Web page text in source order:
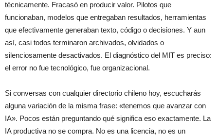
técnicamente. Fracasó en producir valor. Pilotos que
funcionaban, modelos que entregaban resultados, herramientas
que efectivamente generaban texto, código o decisiones. Y aun
así, casi todos terminaron archivados, olvidados o
silenciosamente desactivados. El diagnóstico del MIT es preciso:
el error no fue tecnológico, fue organizacional.
Si conversas con cualquier directorio chileno hoy, escucharás
alguna variación de la misma frase: «tenemos que avanzar con
IA». Pocos están preguntando qué significa eso exactamente. La
IA productiva no se compra. No es una licencia, no es un